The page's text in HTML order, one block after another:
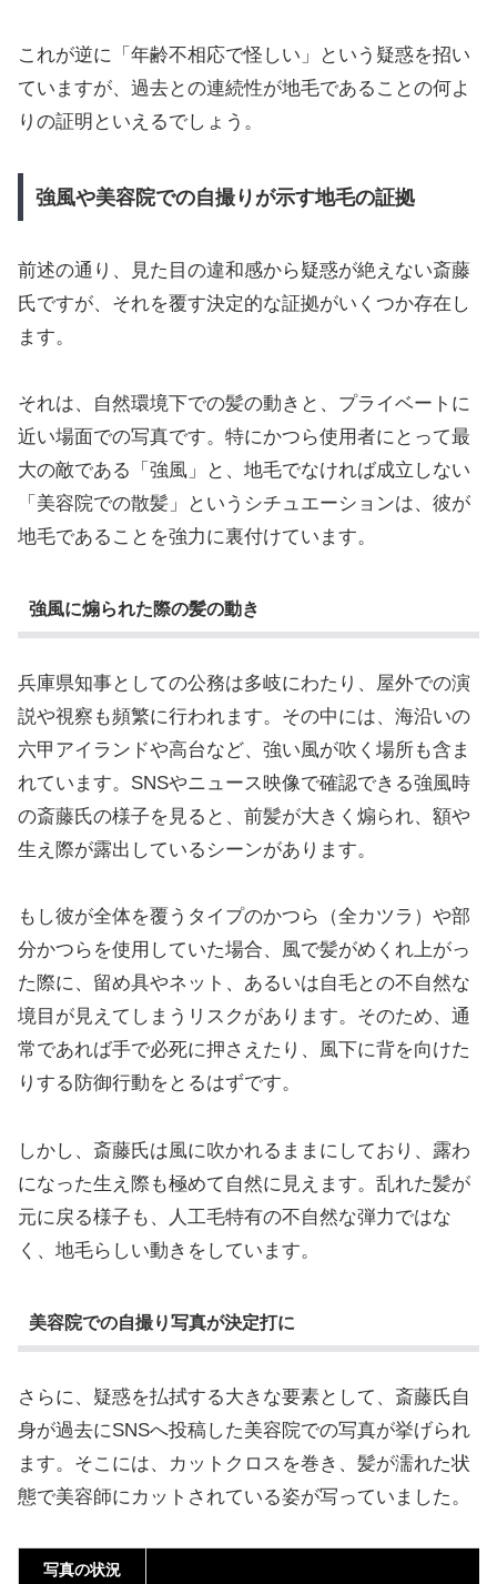
これが逆に「年齢不相応で怪しい」という疑惑を招い
ていますが、過去との連続性が地毛であることの何よ
りの証明といえるでしょう。
強風や美容院での自撮りが示す地毛の証拠
前述の通り、見た目の違和感から疑惑が絶えない斎藤
氏ですが、それを覆す決定的な証拠がいくつか存在し
ます。
それは、自然環境下での髪の動きと、プライベートに
近い場面での写真です。特にかつら使用者にとって最
大の敵である「強風」と、地毛でなければ成立しない
「美容院での散髪」というシチュエーションは、彼が
地毛であることを強力に裏付けています。
強風に煽られた際の髪の動き
兵庫県知事としての公務は多岐にわたり、屋外での演
説や視察も頻繁に行われます。その中には、海沿いの
六甲アイランドや高台など、強い風が吹く場所も含ま
れています。SNSやニュース映像で確認できる強風時
の斎藤氏の様子を見ると、前髪が大きく煽られ、額や
生え際が露出しているシーンがあります。
もし彼が全体を覆うタイプのかつら（全カツラ）や部
分かつらを使用していた場合、風で髪がめくれ上がっ
た際に、留め具やネット、あるいは自毛との不自然な
境目が見えてしまうリスクがあります。そのため、通
常であれば手で必死に押さえたり、風下に背を向けた
りする防御行動をとるはずです。
しかし、斎藤氏は風に吹かれるままにしており、露わ
になった生え際も極めて自然に見えます。乱れた髪が
元に戻る様子も、人工毛特有の不自然な弾力ではな
く、地毛らしい動きをしています。
美容院での自撮り写真が決定打に
さらに、疑惑を払拭する大きな要素として、斎藤氏自
身が過去にSNSへ投稿した美容院での写真が挙げられ
ます。そこには、カットクロスを巻き、髪が濡れた状
態で美容師にカットされている姿が写っていました。
写真の状況